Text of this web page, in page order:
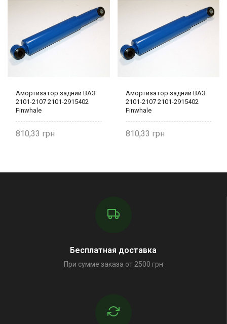
Амортизатор задний ВАЗ
2101-2107 2101-2915402
Finwhale
810,33
Амортизатор задний ВАЗ
2101-2107 2101-2915402
Finwhale
810,33
Бесплатная доставка
При сумме заказа от 2500 грн